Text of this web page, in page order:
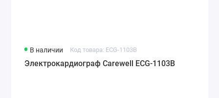
В наличии Код товара: ECG-1103B
Электрокардиограф Carewell ECG-1103B